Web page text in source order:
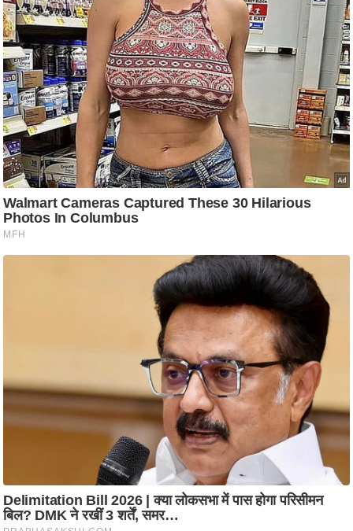
प
र
स
मी
क्षा
ध
र्म
ज्यो
ति
ष
प्र
स्थ
ल
हा
र